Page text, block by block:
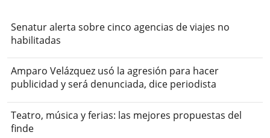
Senatur alerta sobre cinco agencias de viajes no
habilitadas
Amparo Velázquez usó la agresión para hacer
publicidad y será denunciada, dice periodista
Teatro, música y ferias: las mejores propuestas del
finde